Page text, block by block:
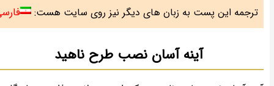
ترجمه این پست به زبان های دیگر نیز روی سایت هست:
آینه آسان نصب طرح ناهید